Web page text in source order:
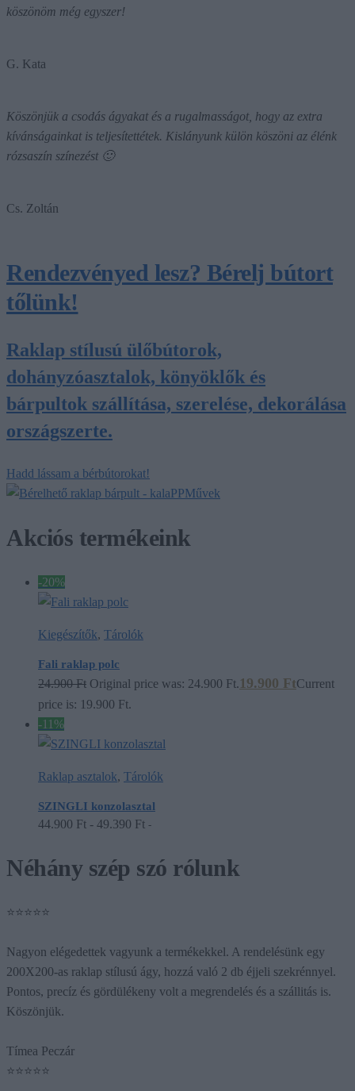
köszönöm még egyszer!
G. Kata
Köszönjük a csodás ágyakat és a rugalmasságot, hogy az extra
kívánságainkat is teljesítettétek. Kislányunk külön köszöni az élénk
rózsaszín színezést 🙂
Cs. Zoltán
Rendezvényed lesz? Bérelj bútort
tőlünk!
Raklap stílusú ülőbútorok,
dohányzóasztalok, könyöklők és
bárpultok szállítása, szerelése, dekorálása
országszerte.
Hadd lássam a bérbútorokat!
Akciós termékeink
-20%
Kiegészítők, Tárolók
Fali raklap polc
24.900Ft Original price was: 24.900 Ft. 19.900 FtCurrent
price is: 19.900 Ft.
-11%
Raklap asztalok, Tárolók
SZINGLI konzolasztal
44.900 Ft - 49.390 Ft -
Néhány szép szó rólunk
⭐⭐⭐⭐⭐
Nagyon elégedettek vagyunk a termékekkel. A rendelésünk egy
200X200-as raklap stílusú ágy, hozzá való 2 db éjjeli szekrénnyel.
Pontos, precíz és gördülékeny volt a megrendelés és a szállitás is.
Köszönjük.
Tímea Peczár
⭐⭐⭐⭐⭐